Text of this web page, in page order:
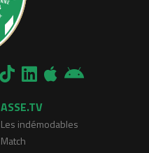
ASSE.TV
Les indémodables
Match